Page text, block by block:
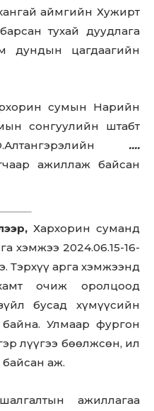
аймгийн Хужирт
тухай дуудлага
дундын цагдаагийн
сумын Нарийн
сонгуулийн штабт
….
ажиллаж байсан
Хархорин суманд
хэмжээ 2024.06.15-16-
Тэрхүү арга хэмжээнд
очиж оролцоод
бусад хүмүүсийн
байна. Улмаар фургон
лүүгээ бөөлжсөн, ил
байсан аж.
ажиллагаа